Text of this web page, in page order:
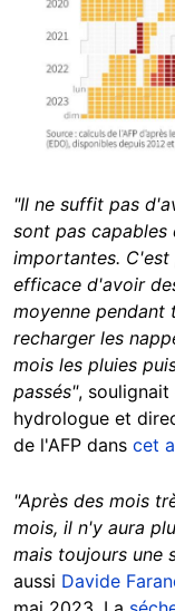
"Il ne suffit pas
sont pas
importantes.
efficace d'avoir
moyenne pendant
recharger les
mois les pluies
passés", soulignait
hydrologue et
de l'AFP dans cet
"Après des mois
mois, il n'y aura
mais toujours une
aussi Davide